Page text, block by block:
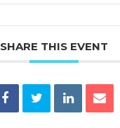
SHARE THIS EVENT